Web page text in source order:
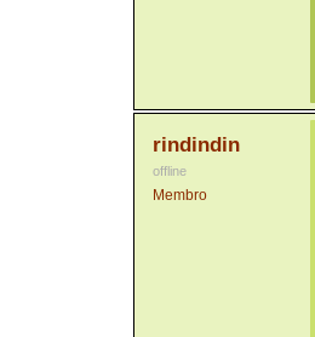
rindindin
offline
Membro